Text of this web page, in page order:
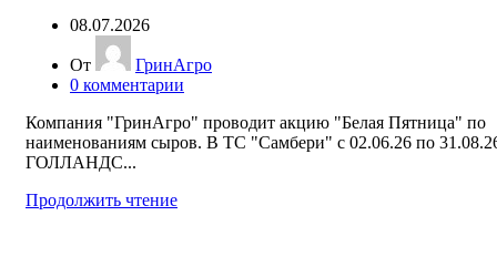
08.07.2026
От
ГринАгро
0 комментарии
Компания "ГринАгро" проводит акцию "Белая Пятница" по
наименованиям сыров. В ТС "Самбери" с 02.06.26 по
ГОЛЛАНДС...
Продолжить чтение